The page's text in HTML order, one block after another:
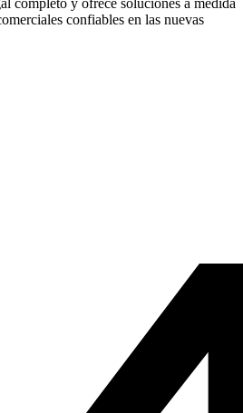
confiables en las nuevas